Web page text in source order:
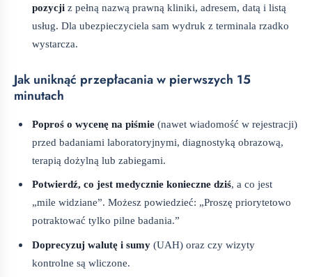
pozycji z pełną nazwą prawną kliniki, adresem, datą i listą
usług. Dla ubezpieczyciela sam wydruk z terminala rzadko
wystarcza.
Jak uniknąć przepłacania w pierwszych 15
minutach
Poproś o wycenę na piśmie (nawet wiadomość w rejestracji)
przed badaniami laboratoryjnymi, diagnostyką obrazową,
terapią dożylną lub zabiegami.
Potwierdź, co jest medycznie konieczne dziś, a co jest
„mile widziane”. Możesz powiedzieć: „Proszę priorytetowo
potraktować tylko pilne badania.”
Doprecyzuj walutę i sumy (UAH) oraz czy wizyty
kontrolne są wliczone.